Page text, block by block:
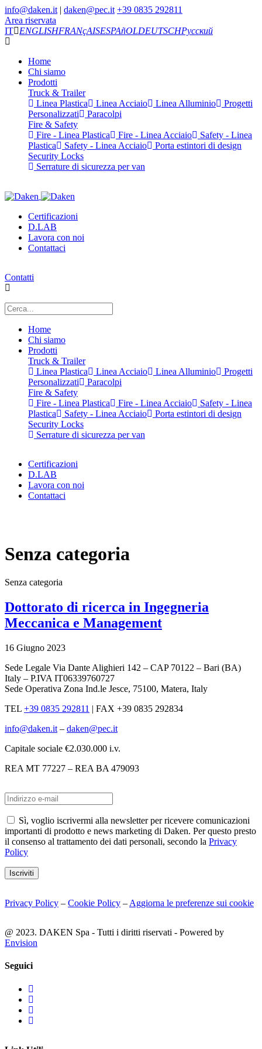
info@daken.it | daken@pec.it +39 0835 292811
Area riservata
IT
ENGLISHFRANçAISESPAñOLDEUTSCHРусский
Home
Chi siamo
Prodotti
Truck & Trailer
Linea Plastica
Linea Acciaio Linea Alluminio
Progetti
Personalizzati
Paracolpi
Fire & Safety
Fire - Linea Plastica
Fire - Linea Acciaio
Safety - Linea
Plastica
Safety - Linea Acciaio
Porta estintori di design
Security Locks
Serrature di sicurezza per van
Certificazioni
D.LAB
Lavora con noi
Contattaci
Contatti
Home
Chi siamo
Prodotti
Truck & Trailer
Linea Plastica
Linea Acciaio Linea Alluminio
Progetti
Personalizzati
Paracolpi
Fire & Safety
Fire - Linea Plastica
Fire - Linea Acciaio
Safety - Linea
Plastica
Safety - Linea Acciaio
Porta estintori di design
Security Locks
Serrature di sicurezza per van
Certificazioni
D.LAB
Lavora con noi
Contattaci
Senza categoria
Senza categoria
Dottorato di ricerca in Ingegneria
Meccanica e Management
16 Giugno 2023
Sede Legale Via Dante Alighieri 142 – CAP 70122 – Bari (BA)
Italy – P.IVA IT06339760727
Sede Operativa Zona Ind.le Jesce, 75100, Matera, Italy
TEL +39 0835 292811 | FAX +39 0835 292834
info@daken.it – daken@pec.it
Capitale sociale €2.030.000 i.v.
REA MT 77227 – REA BA 479093
Sì, voglio iscrivermi alla newsletter per ricevere comunicazioni
importanti di prodotto e news marketing di Daken. Per questo presto
il consenso al trattamento dei dati personali, secondo la Privacy
Policy
Iscriviti
Privacy Policy – Cookie Policy – Aggiorna le preferenze sui cookie
@ 2023. DAKEN Spa - Tutti i diritti riservati - Powered by
Envision
Seguici